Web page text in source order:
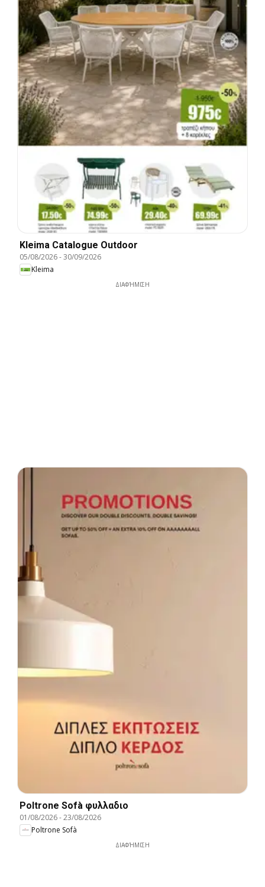
Kleima Catalogue Outdoor
05/08/2026-30/09/2026
Kleima
ΔΙΑΦΉΜΙΣΗ
Poltrone Sofà φυλλαδιο
01/08/2026-23/08/2026
Poltrone Sofà
ΔΙΑΦΉΜΙΣΗ